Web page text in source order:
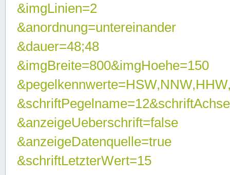
&imgLinien=2
&anordnung=untereinander
&dauer=48;48
&imgBreite=800&imgHoehe=150
&anzeigeUeberschrift=false
&anzeigeDatenquelle=true
&schriftLetzterWert=15